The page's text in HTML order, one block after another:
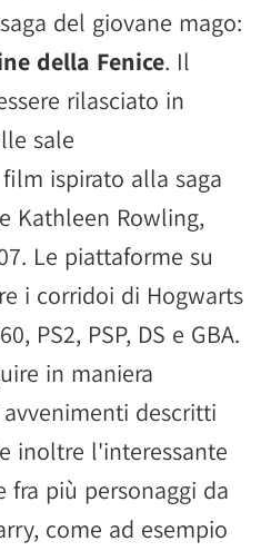
del giovane mago:
della Fenice. Il
rilasciato in
sale
ispirato alla saga
Kathleen Rowling,
Le piattaforme su
i corridoi di Hogwarts
PS2, PSP, DS e GBA.
in maniera
descritti
inoltre l'interessante
fra più personaggi da
come ad esempio